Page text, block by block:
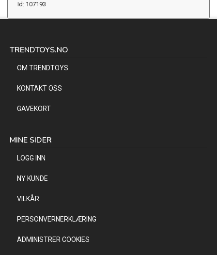
Id: 107193
TRENDTOYS.NO
OM TRENDTOYS
KONTAKT OSS
GAVEKORT
MINE SIDER
LOGG INN
NY KUNDE
VILKÅR
PERSONVERNERKLÆRING
ADMINISTRER COOKIES